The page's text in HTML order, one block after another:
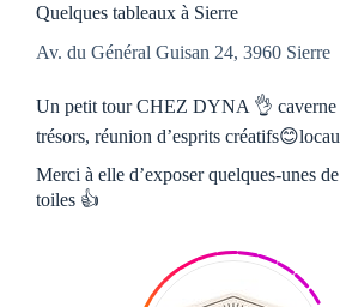
Quelques tableaux à Sierre
Av. du Général Guisan 24, 3960 Sierre
Un petit tour CHEZ DYNA 👌 caverne
trésors, réunion d’esprits
Merci à elle d’exposer quelques-unes
toiles 👍